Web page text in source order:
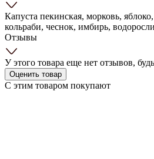
Капуста пекинская, морковь,
кольраби, чеснок, имбирь,
Отзывы
У этого товара еще нет отзывов,
Оценить товар
С этим товаром покупают